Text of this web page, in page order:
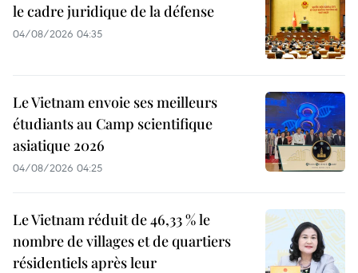
le cadre juridique de la défense
04/08/2026 04:35
Le Vietnam envoie ses meilleurs
étudiants au Camp scientifique
asiatique 2026
04/08/2026 04:25
Le Vietnam réduit de 46,33 % le
nombre de villages et de quartiers
résidentiels après leur